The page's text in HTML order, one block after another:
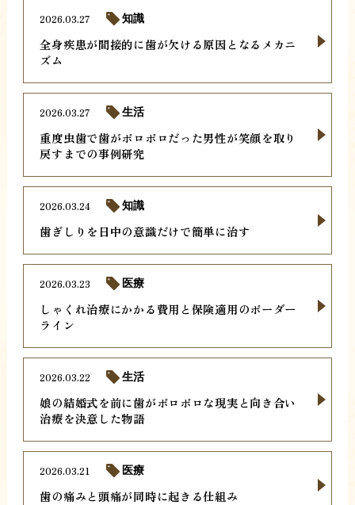
全身疾患が間接的に歯が欠ける原因となるメカニ
ズム
2026.03.27 知識
重度虫歯で歯がボロボロだった男性が笑顔を取り
戻すまでの事例研究
2026.03.27 生活
歯ぎしりを日中の意識だけで簡単に治す
2026.03.24 知識
しゃくれ治療にかかる費用と保険適用のボーダー
ライン
2026.03.23 医療
娘の結婚式を前に歯がボロボロな現実と向き合い
治療を決意した物語
2026.03.22 生活
歯の痛みと頭痛が同時に起きる仕組み
2026.03.21 医療